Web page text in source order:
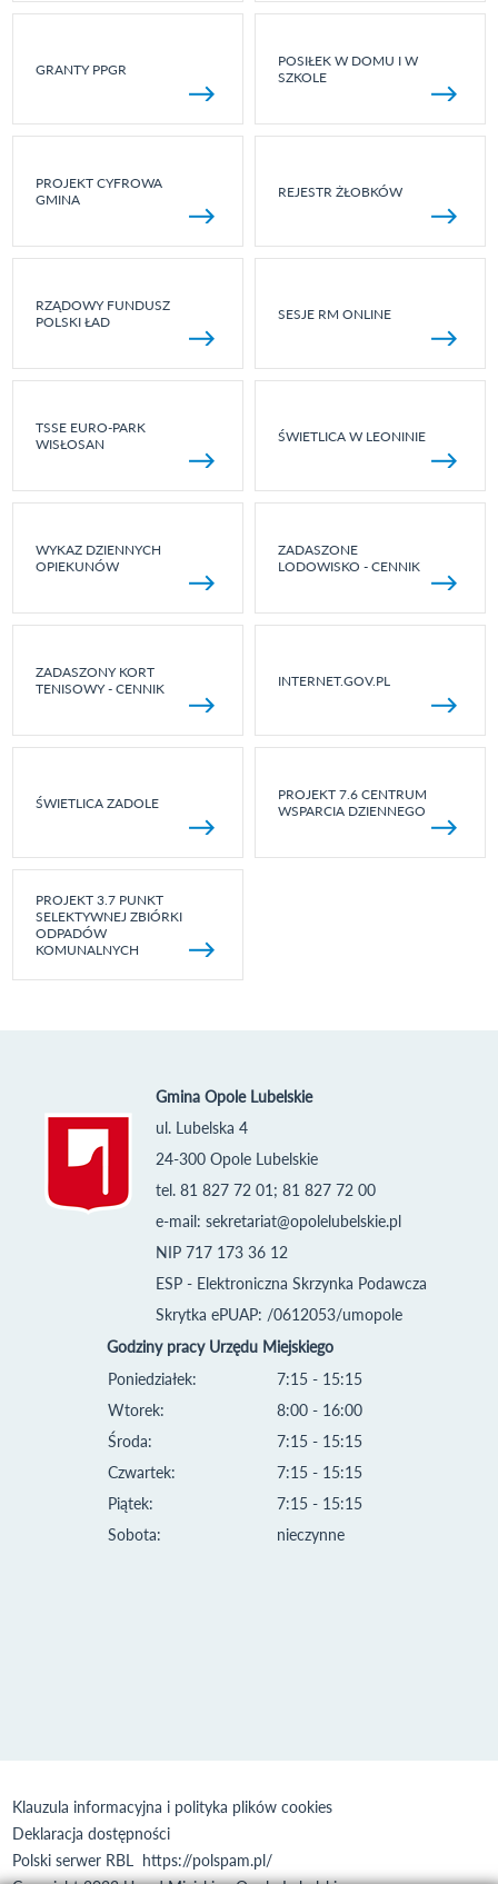
GRANTY PPGR
POSIŁEK W DOMU I W
SZKOLE
PROJEKT CYFROWA
GMINA
REJESTR ŻŁOBKÓW
RZĄDOWY FUNDUSZ
POLSKI ŁAD
SESJE RM ONLINE
TSSE EURO-PARK
WISŁOSAN
ŚWIETLICA W LEONINIE
WYKAZ DZIENNYCH
OPIEKUNÓW
ZADASZONE
LODOWISKO - CENNIK
ZADASZONY KORT
TENISOWY - CENNIK
INTERNET.GOV.PL
ŚWIETLICA ZADOLE
PROJEKT 7.6 CENTRUM
WSPARCIA DZIENNEGO
PROJEKT 3.7 PUNKT
SELEKTYWNEJ ZBIÓRKI
ODPADÓW
KOMUNALNYCH
Gmina Opole Lubelskie
ul. Lubelska 4
24-300 Opole Lubelskie
tel. 81 827 72 01; 81 827 72 00
e-mail: sekretariat@opolelubelskie.pl
NIP 717 173 36 12
ESP - Elektroniczna Skrzynka Podawcza
Skrytka ePUAP: /0612053/umopole
Godziny pracy Urzędu Miejskiego
Poniedziałek:
Wtorek:
Środa:
Czwartek:
Piątek:
Sobota:
7:15 - 15:15
8:00 - 16:00
7:15 - 15:15
7:15 - 15:15
7:15 - 15:15
nieczynne
Klauzula informacyjna i polityka plików cookies
Deklaracja dostępności
Polski serwer RBL https://polspam.pl/